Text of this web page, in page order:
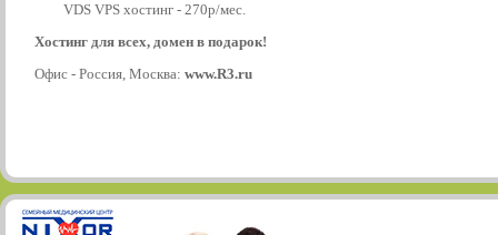
VDS VPS хостинг - 270р/мес.
Хостинг для всех, домен в подарок!
Офис - Россия, Москва: www.R3.ru